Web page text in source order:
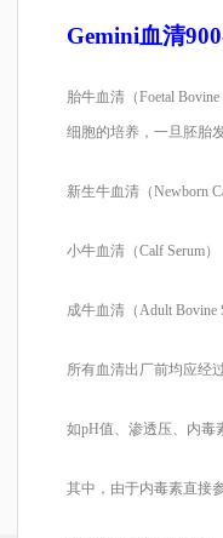
Gemini血清
胎牛血清（Foetal
细胞的培养，一旦胚胎
新生牛血清（Newborn
小牛血清（Calf Serum
成牛血清（Adult Bovine
所有血清出厂前均应经
如pH值、渗透压、内毒
其中，由于内毒素直接